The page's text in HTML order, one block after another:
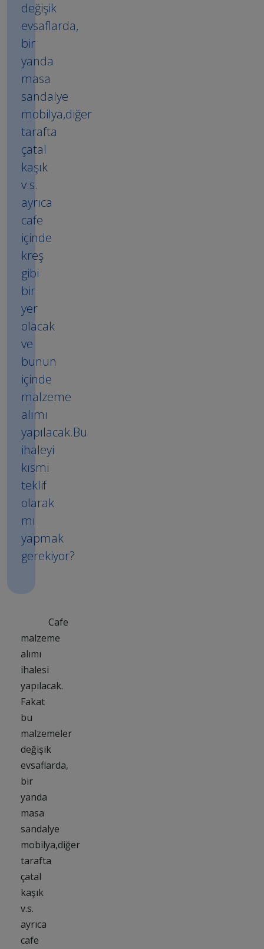
değişik
evsaflarda,
bir
yanda
masa
sandalye
mobilya,diğer
tarafta
çatal
kaşık
v.s.
ayrıca
cafe
içinde
kreş
gibi
bir
yer
olacak
ve
bunun
içinde
malzeme
alımı
yapılacak.Bu
ihaleyi
kısmi
teklif
olarak
mı
yapmak
gerekiyor?
Cafe
malzeme
alımı
ihalesi
yapılacak.
Fakat
bu
malzemeler
değişik
evsaflarda,
bir
yanda
masa
sandalye
mobilya,diğer
tarafta
çatal
kaşık
v.s.
ayrıca
cafe